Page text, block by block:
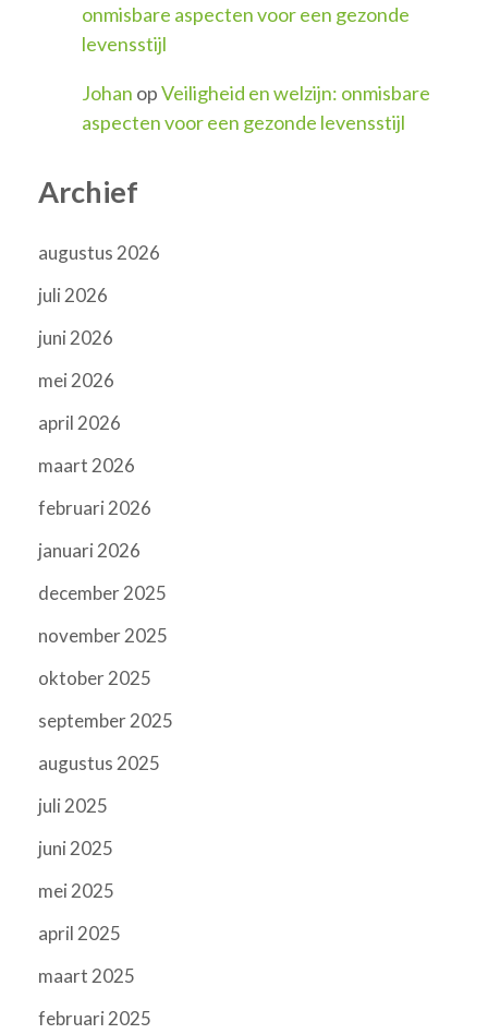
onmisbare aspecten voor een gezonde
levensstijl
Johan opVeiligheid en welzijn: onmisbare
aspecten voor een gezonde levensstijl
Archief
augustus 2026
juli 2026
juni 2026
mei 2026
april 2026
maart 2026
februari 2026
januari 2026
december 2025
november 2025
oktober 2025
september 2025
augustus 2025
juli 2025
juni 2025
mei 2025
april 2025
maart 2025
februari 2025